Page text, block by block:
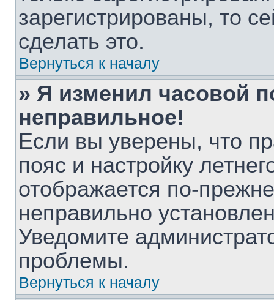
зарегистрированы, то
сделать это.
Вернуться к началу
» Я изменил часовой
неправильное!
Если вы уверены, что
пояс и настройку
отображается по-
неправильно
Уведомите
проблемы.
Вернуться к началу